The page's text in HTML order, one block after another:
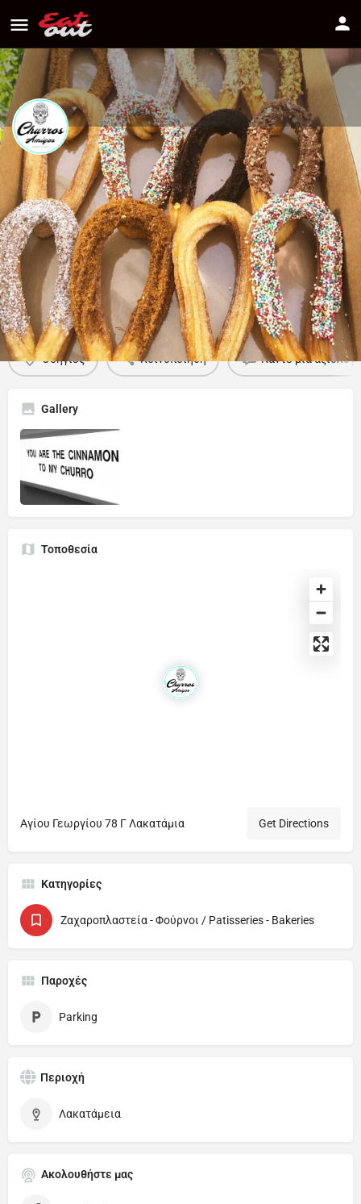
??????? ??????
Διεύθυνση
Αγίου Γεωργίου 78 Γ Λακατάμια
Πως να πάτε 95798287
Πληροφορίες Αξιολογήσεις 0
Οδηγίες Κοινοποίηση Κάντε μία
Gallery
Τοποθεσία
Αγίου Γεωργίου 78 Γ Λακατάμια Get Directions
Κατηγορίες
Ζαχαροπλαστεία - Φούρνοι / Patisseries - Bakeries
Παροχές
Parking
Περιοχή
Λακατάμεια
Ακολουθήστε μας